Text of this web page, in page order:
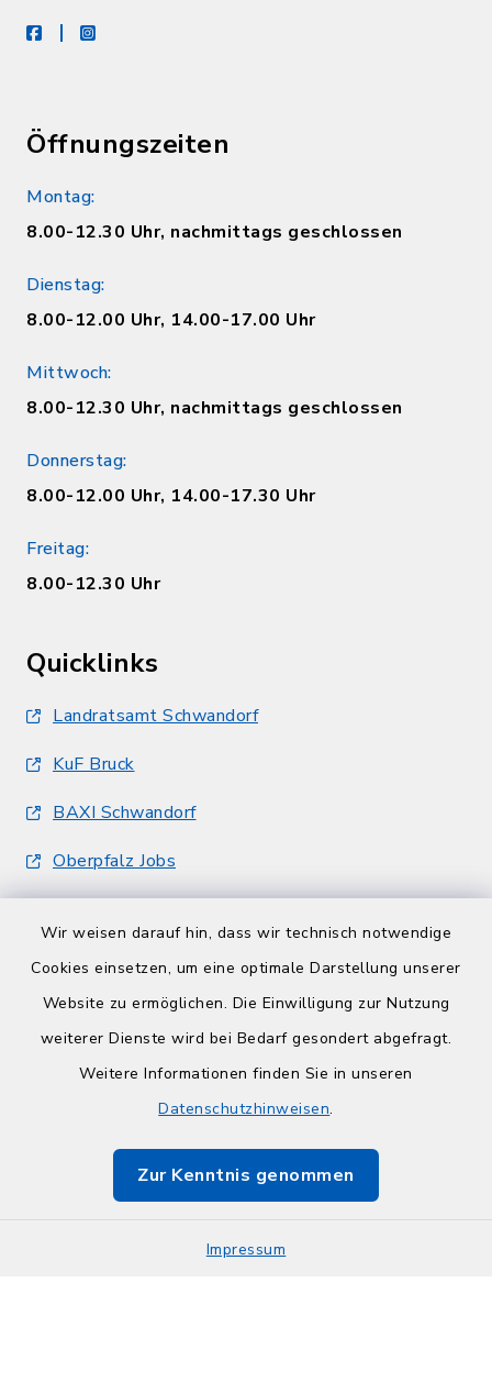
Wir weisen darauf hin, dass wir technisch notwendige
Cookies einsetzen, um eine optimale Darstellung unserer
Website zu ermöglichen. Die Einwilligung zur Nutzung
weiterer Dienste wird bei Bedarf gesondert abgefragt.
Weitere Informationen finden Sie in unseren
Datenschutzhinweisen.
Zur Kenntnis genommen
Impressum
facebookinstagram
Öffnungszeiten
Montag:
8.00-12.30 Uhr, nachmittags geschlossen
Dienstag:
8.00-12.00 Uhr, 14.00-17.00 Uhr
Mittwoch:
8.00-12.30 Uhr, nachmittags geschlossen
Donnerstag:
8.00-12.00 Uhr, 14.00-17.30 Uhr
Freitag:
8.00-12.30 Uhr
Quicklinks
Landratsamt Schwandorf
KuF Bruck
BAXI Schwandorf
Oberpfalz Jobs
Barrierefreiheit
Impressum
Sitemap